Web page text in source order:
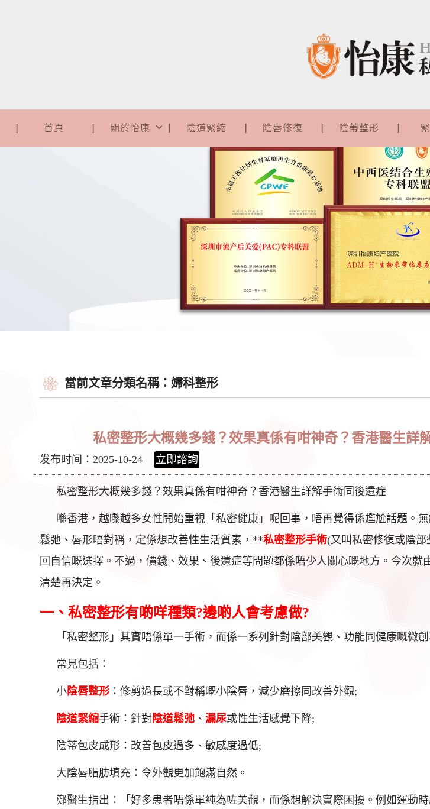
首頁 關於怡康 陰道緊縮 陰唇修復 陰蒂整形
當前文章分類名稱：婦科整形
私密整形大概幾多錢？效果真係有咁神奇？香港醫生詳
发布时间：2025-10-24 立即諮詢
私密整形大概幾多錢？效果真係有咁神奇？香港醫生詳解手術同後遺症
喺香港，越嚟越多女性開始重視「私密健康」呢回事，唔再覺得係尷尬話題。
鬆弛、唇形唔對稱，定係想改善性生活質素，**私密整形手術(又叫私密修復或陰
回自信嘅選擇。不過，價錢、效果、後遺症等問題都係唔少人關心嘅地方。今次就
清楚再決定。
一、私密整形有啲咩種類?邊啲人會考慮做?
「私密整形」其實唔係單一手術，而係一系列針對陰部美觀、功能同健康嘅微創
常見包括：
小陰唇整形 ：修剪過長或不對稱嘅小陰唇，減少磨擦同改善外觀;
陰道緊縮手術：針對陰道鬆弛 、漏尿或性生活感覺下降;
陰蒂包皮成形：改善包皮過多、敏感度過低;
大陰唇脂肪填充：令外觀更加飽滿自然。
鄭醫生指出：「好多患者唔係單純為咗美觀，而係想解決實際困擾。例如運動